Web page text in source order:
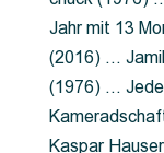
Jahr mit 13
(2016) …
(1976) …
Kaspar